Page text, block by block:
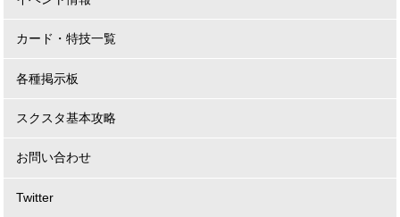
カード・特技一覧
各種掲示板
スクスタ基本攻略
お問い合わせ
Twitter